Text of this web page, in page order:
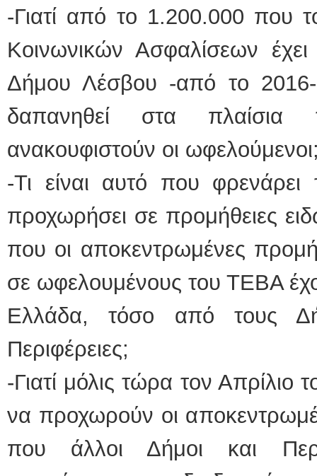
-Γιατί από το 1.200.000 που
Κοινωνικών Ασφαλίσεων
Δήμου Λέσβου -από το
δαπανηθεί στα
ανακουφιστούν οι
-Τι είναι αυτό που
προχωρήσει σε προμήθειες
που οι αποκεντρωμένες
σε ωφελουμένους του ΤΕΒΑ
Ελλάδα, τόσο από τους
Περιφέρειες;
-Γιατί μόλις τώρα τον Απρίλιο
να προχωρούν οι
που άλλοι Δήμοι και